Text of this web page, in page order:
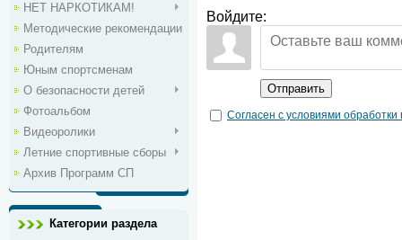
НЕТ НАРКОТИКАМ!
Методические рекомендации
Родителям
Юным спортсменам
О безопасности детей
Фотоальбом
Видеоролики
Летние спортивные сборы
Архив Программ СП
Категории раздела
Войдите:
Отправить
Согласен с условиями